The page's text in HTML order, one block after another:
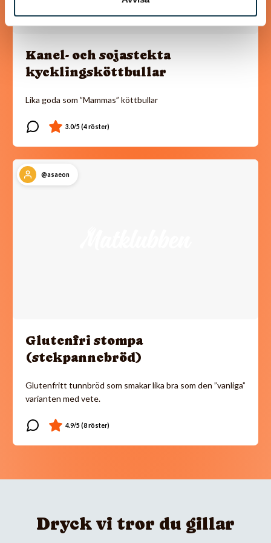
Kanel- och sojastekta
kycklingsköttbullar
Lika goda som ”Mammas” köttbullar
@asaeon
Glutenfri stompa
(stekpannebröd)
Glutenfritt tunnbröd som smakar lika bra som den ”vanliga”
varianten med vete.
Dryck vi tror du gillar